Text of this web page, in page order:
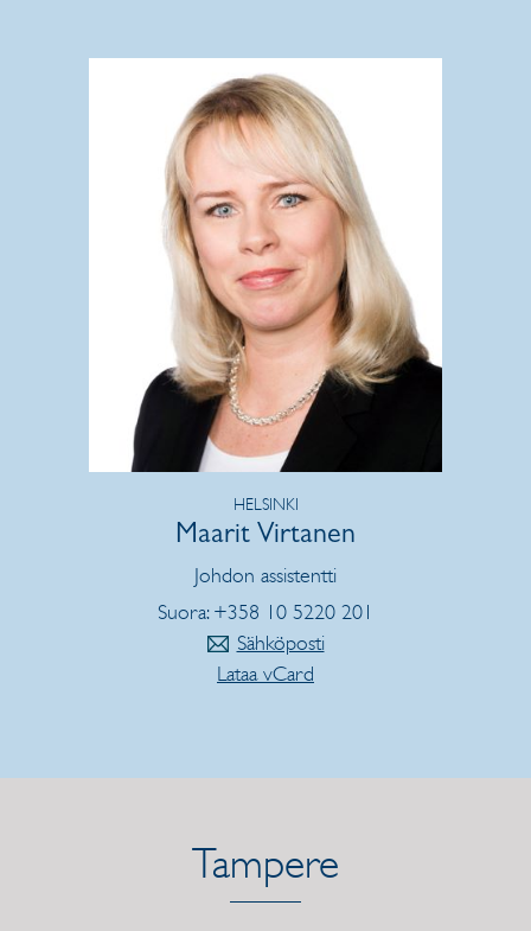
HELSINKI
Maarit Virtanen
Johdon assistentti
Suora: +358 10 5220 201
Sähköposti
Lataa vCard
Tampere